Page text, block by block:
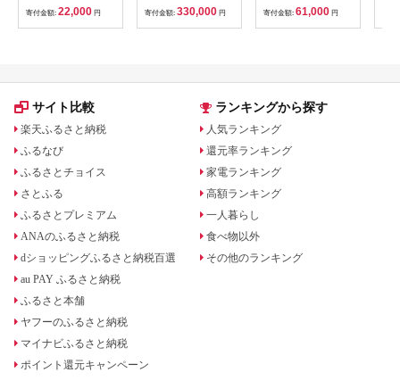
津若松市 東山温泉 旅
行 クーポン 利用券
[0800]
寄付金額: 22,000 円 寄付金額: 330,000 円 寄付金額: 61,000 円
サイト比較
楽天ふるさと納税
ふるなび
ふるさとチョイス
さとふる
ふるさとプレミアム
ANAのふるさと納税
dショッピングふるさと納税百選
au PAY ふるさと納税
ふるさと本舗
ヤフーのふるさと納税
マイナビふるさと納税
ポイント還元キャンペーン
ランキングから探す
人気ランキング
還元率ランキング
家電ランキング
高額ランキング
一人暮らし
食べ物以外
その他のランキング